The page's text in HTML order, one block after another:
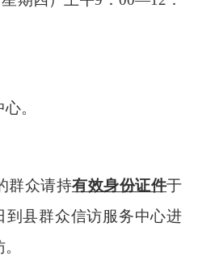
。
群众请持有效身份证件于
到县群众信访服务中心进